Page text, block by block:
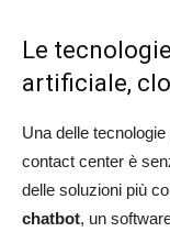
Le
artificiale,
Una delle
contact center è
delle soluzioni più
chatbot, un